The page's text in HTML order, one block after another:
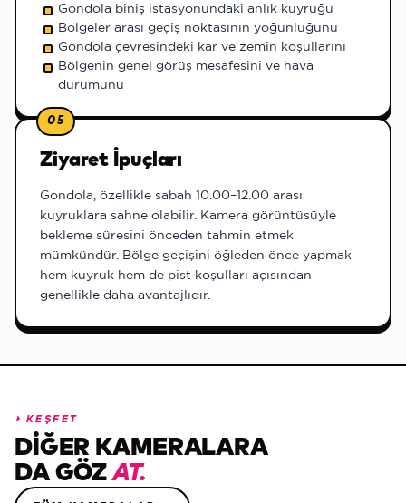
Gondola biniş istasyonundaki anlık kuyruğu
Bölgeler arası geçiş noktasının yoğunluğunu
Gondola çevresindeki kar ve zemin koşullarını
Bölgenin genel görüş mesafesini ve hava
durumunu
05
Ziyaret İpuçları
Gondola, özellikle sabah 10.00–12.00 arası
kuyruklara sahne olabilir. Kamera görüntüsüyle
bekleme süresini önceden tahmin etmek
mümkündür. Bölge geçişini öğleden önce yapmak
hem kuyruk hem de pist koşulları açısından
genellikle daha avantajlıdır.
⏵ KEŞFET
DIĞER KAMERALARA
DA GÖZAT.